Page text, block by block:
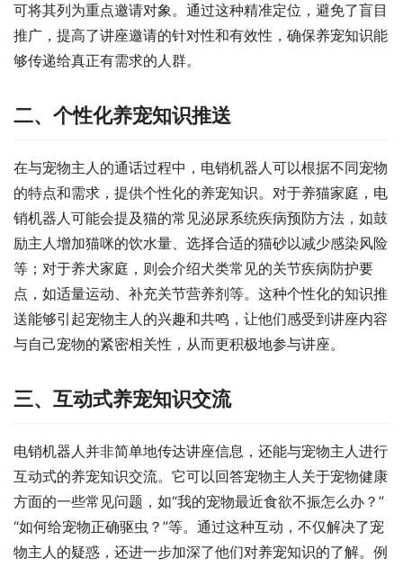
可将其列为重点邀请对象。通过这种精准定位，避免了盲目
推广，提高了讲座邀请的针对性和有效性，确保养宠知识能
够传递给真正有需求的人群。
二、个性化养宠知识推送
在与宠物主人的通话过程中，电销机器人可以根据不同宠物
的特点和需求，提供个性化的养宠知识。对于养猫家庭，电
销机器人可能会提及猫的常见泌尿系统疾病预防方法，如鼓
励主人增加猫咪的饮水量、选择合适的猫砂以减少感染风险
等；对于养犬家庭，则会介绍犬类常见的关节疾病防护要
点，如适量运动、补充关节营养剂等。这种个性化的知识推
送能够引起宠物主人的兴趣和共鸣，让他们感受到讲座内容
与自己宠物的紧密相关性，从而更积极地参与讲座。
三、互动式养宠知识交流
电销机器人并非简单地传达讲座信息，还能与宠物主人进行
互动式的养宠知识交流。它可以回答宠物主人关于宠物健康
方面的一些常见问题，如“我的宠物最近食欲不振怎么办？”
“如何给宠物正确驱虫？”等。通过这种互动，不仅解决了宠
物主人的疑惑，还进一步加深了他们对养宠知识的了解。例